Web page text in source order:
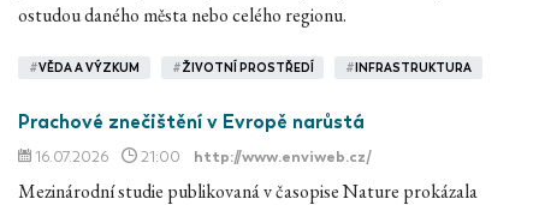
ostudou daného města nebo celého regionu.
#VĚDA A VÝZKUM #ŽIVOTNÍ PROSTŘEDÍ # INFRASTRUKTURA
Prachové znečištění v Evropě narůstá
16.07.2026 21:00 http://www.enviweb.cz/
Mezinárodní studie publikovaná v časopise Nature prokázala